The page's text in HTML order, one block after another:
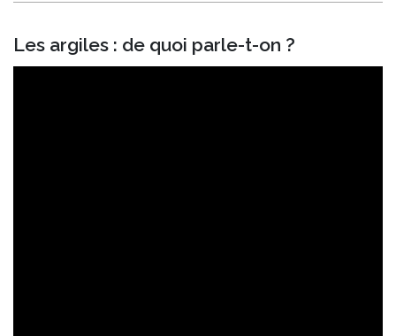
Les argiles : de quoi parle-t-on ?